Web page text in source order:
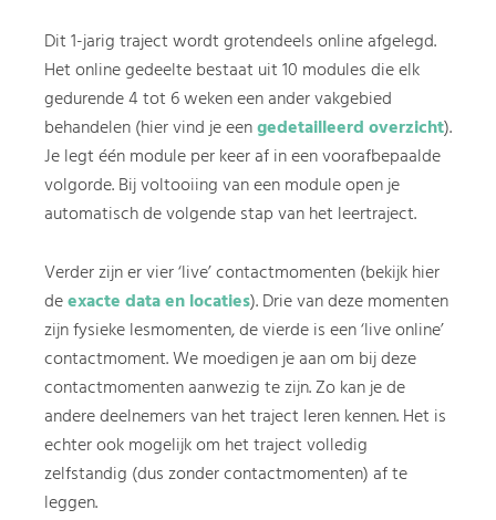
Dit 1-jarig traject wordt grotendeels online afgelegd.
Het online gedeelte bestaat uit 10 modules die elk
gedurende 4 tot 6 weken een ander vakgebied
behandelen (hier vind je eengedetailleerd overzicht).
Je legt één module per keer af in een voorafbepaalde
volgorde. Bij voltooiing van een module open je
automatisch de volgende stap van het leertraject.
Verder zijn er vier ‘live’ contactmomenten (bekijk hier
deexacte data en locaties). Drie van deze momenten
zijn fysieke lesmomenten, de vierde is een ‘live online’
contactmoment. We moedigen je aan om bij deze
contactmomenten aanwezig te zijn. Zo kan je de
andere deelnemers van het traject leren kennen. Het is
echter ook mogelijk om het traject volledig
zelfstandig (dus zonder contactmomenten) af te
leggen.